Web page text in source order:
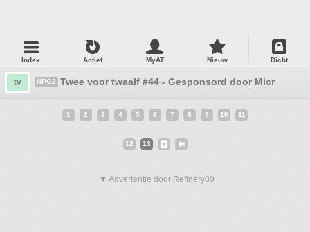
Index Actief MyAT Nieuw Dicht
tv NPO2 Twee voor twaalf #44 - Gesponsord door Microsoft
1 2 3 4 5 6 7 8 9 10 11
12 13
▼ Advertentie door Refinery89